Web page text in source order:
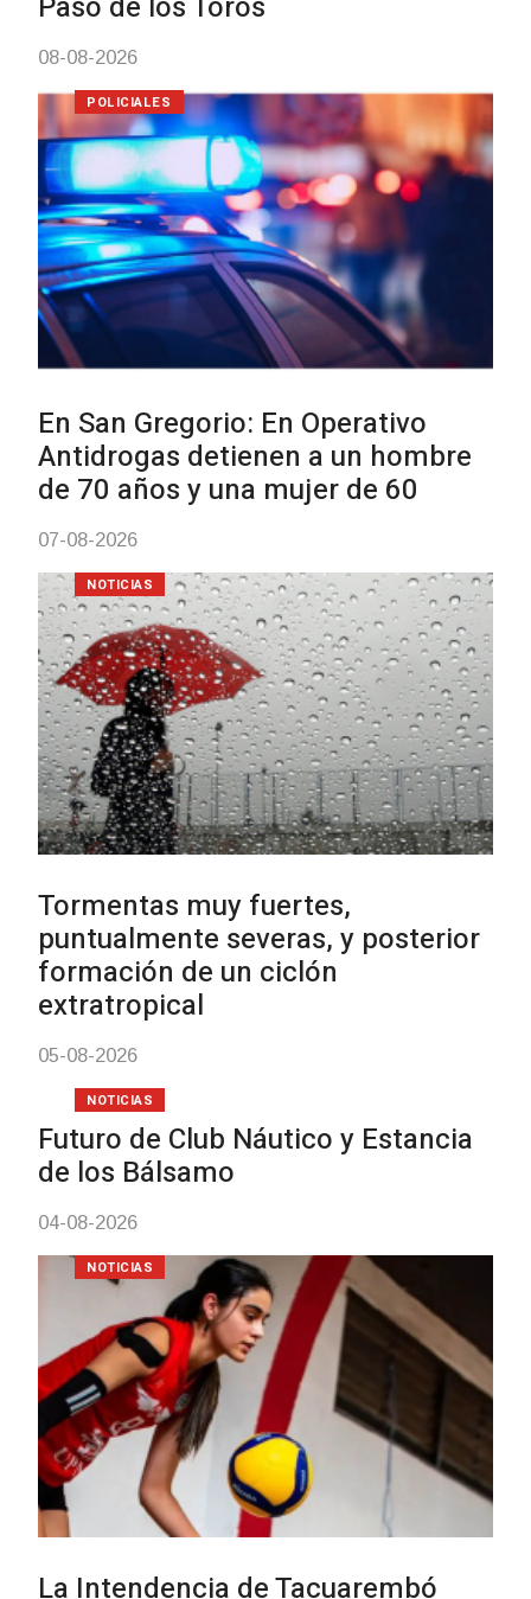
Facultad de Artes
con dos cursos de
03-08-2026
Clases de Muai
Charrúa
03-08-2026
NOTICIAS
con discapacidad y
mayores
03-08-2026
03-08-2026
NOTICIAS